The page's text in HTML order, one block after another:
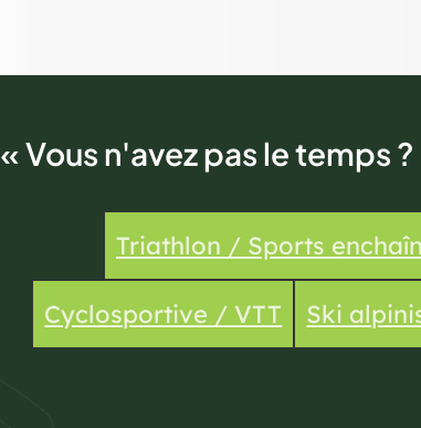
« Vous n'avez pas le temps
Triathlon / Sports
Cyclosportive / VTT Ski